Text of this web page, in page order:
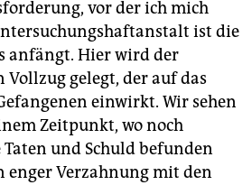
vor der ich mich
ist die
anfängt. Hier wird der
gelegt, der auf das
einwirkt. Wir sehen
Zeitpunkt, wo noch
und Schuld befunden
enger Verzahnung mit den